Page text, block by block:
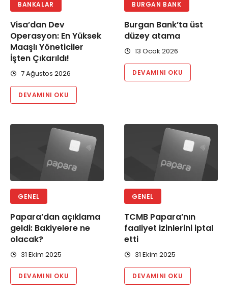
BANKALAR
Visa’dan Dev
Operasyon: En Yüksek
Maaşlı Yöneticiler
İşten Çıkarıldı!
7 Ağustos 2026
DEVAMINI OKU
BURGAN BANK
Burgan Bank’ta üst
düzey atama
13 Ocak 2026
DEVAMINI OKU
GENEL
Papara’dan açıklama
geldi: Bakiyelere ne
olacak?
31 Ekim 2025
DEVAMINI OKU
GENEL
TCMB Papara’nın
faaliyet izinlerini iptal
etti
31 Ekim 2025
DEVAMINI OKU